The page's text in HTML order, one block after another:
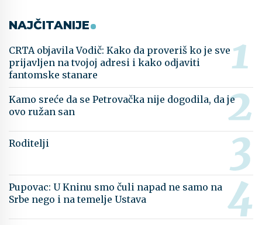
NAJČITANIJE
CRTA objavila Vodič: Kako da proveriš ko je sve
prijavljen na tvojoj adresi i kako odjaviti
fantomske stanare
Kamo sreće da se Petrovačka nije dogodila, da je
ovo ružan san
Roditelji
Pupovac: U Kninu smo čuli napad ne samo na
Srbe nego i na temelje Ustava